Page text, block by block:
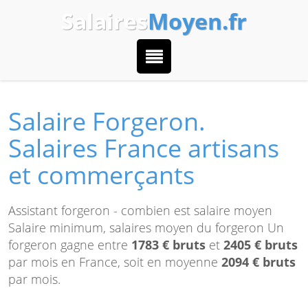
SalairesMoyen.fr
Salaire Forgeron.
Salaires France artisans
et commerçants
Assistant forgeron - combien est salaire moyen
Salaire minimum, salaires moyen du forgeron Un
forgeron gagne entre 1783 € bruts et 2405 € bruts
par mois en France, soit en moyenne 2094 € bruts
par mois.